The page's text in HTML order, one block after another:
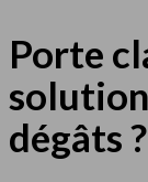
Porte
dégâts ?